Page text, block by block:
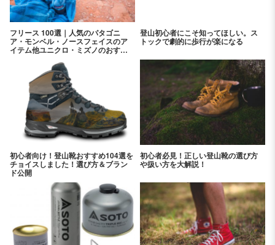
フリース 100選｜人気のパタゴニ
ア・モンベル・ノースフェイスのア
イテム他ユニクロ・ミズノのおすす
登山初心者にこそ知ってほしい。ス
トックで劇的に歩行が楽になる
初心者向け！登山靴おすすめ104選を
チョイスしました！選び方＆ブラン
ド公開
初心者必見！正しい登山靴の選び方
や扱い方を大解説！